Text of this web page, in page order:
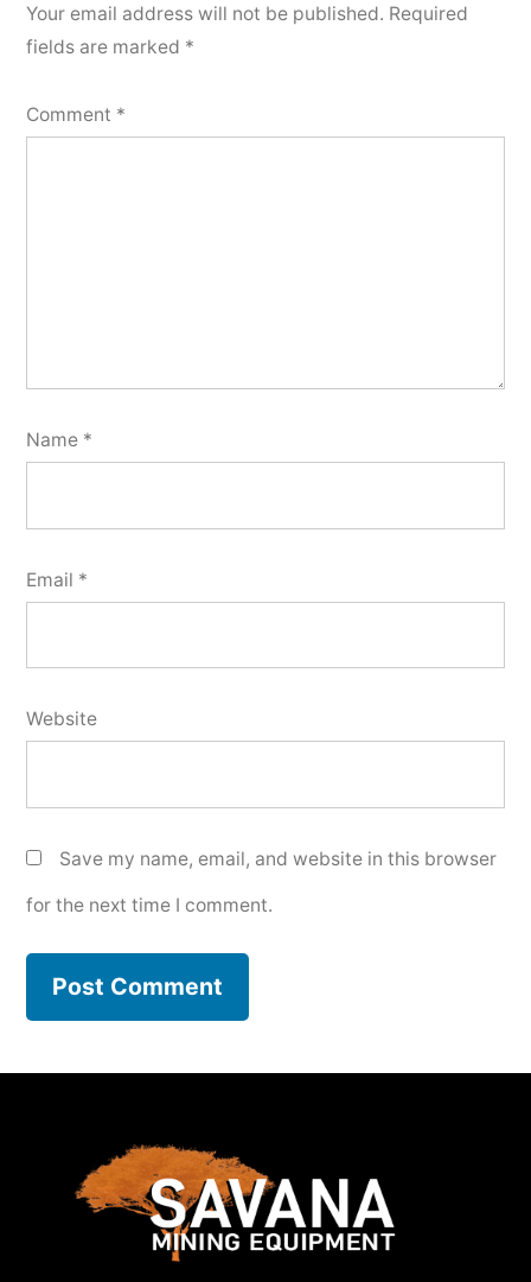
Your email address will not be published. Required
fields are marked *
Comment *
Name *
Email *
Website
Save my name, email, and website in this browser
for the next time I comment.